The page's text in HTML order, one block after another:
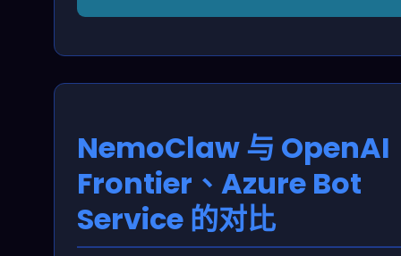
NemoClaw 与 OpenAI
Frontier、Azure Bot
Service 的对比